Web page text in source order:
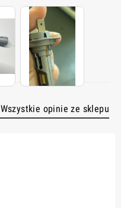
Wszystkie opinie ze sklepu